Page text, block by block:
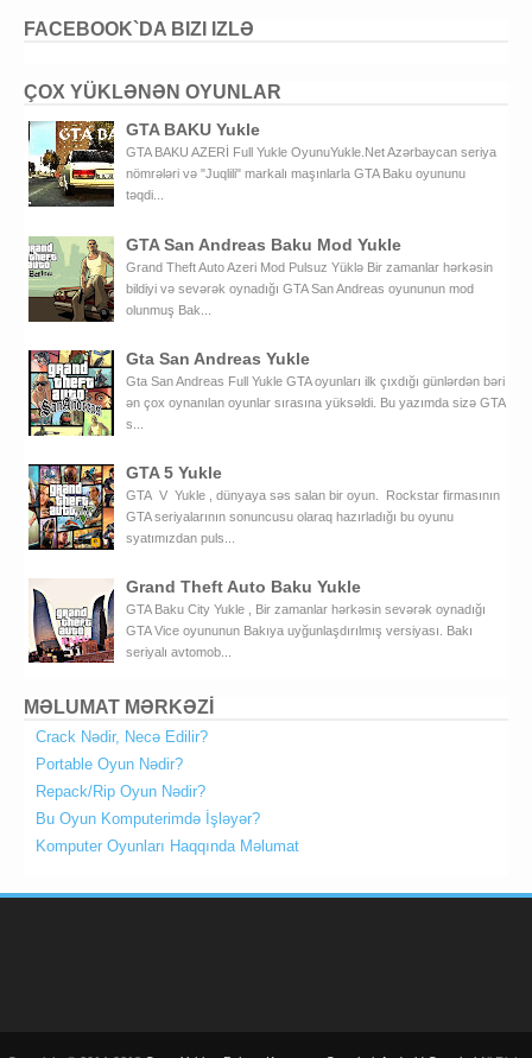
FACEBOOK`DA BIZI IZLƏ
ÇOX YÜKLƏNƏN OYUNLAR
GTA BAKU Yukle
GTA BAKU AZERİ Full Yukle OyunuYukle.Net Azərbaycan seriya
nömrələri və "Juqlili" markalı maşınlarla GTA Baku oyununu
təqdi...
GTA San Andreas Baku Mod Yukle
Grand Theft Auto Azeri Mod Pulsuz Yüklə Bir zamanlar hərkəsin
bildiyi və sevərək oynadığı GTA San Andreas oyununun mod
olunmuş Bak...
Gta San Andreas Yukle
Gta San Andreas Full Yukle GTA oyunları ilk çıxdığı günlərdən bəri
ən çox oynanılan oyunlar sırasına yüksəldi. Bu yazımda sizə GTA
s...
GTA 5 Yukle
GTA V Yukle , dünyaya səs salan bir oyun. Rockstar firmasının
GTA seriyalarının sonuncusu olaraq hazırladığı bu oyunu
syatımızdan puls...
Grand Theft Auto Baku Yukle
GTA Baku City Yukle , Bir zamanlar hərkəsin sevərək oynadığı
GTA Vice oyununun Bakıya uyğunlaşdırılmış versiyası. Bakı
seriyalı avtomob...
MƏLUMAT MƏRKƏZİ
Crack Nədir, Necə Edilir?
Portable Oyun Nədir?
Repack/Rip Oyun Nədir?
Bu Oyun Komputerimdə İşləyər?
Komputer Oyunları Haqqında Məlumat